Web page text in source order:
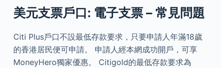
美元支票戶口: 電子支票 – 常見問題
Citi Plus戶口不設最低存款要求，只要申請人年滿18歲
的香港居民便可申請。 申請人經本網成功開戶，可享
MoneyHero獨家優惠。 Citigold的最低存款要求為